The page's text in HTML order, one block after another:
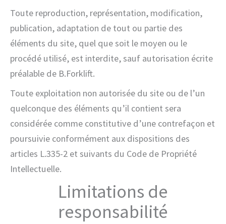
Toute reproduction, représentation, modification,
publication, adaptation de tout ou partie des
éléments du site, quel que soit le moyen ou le
procédé utilisé, est interdite, sauf autorisation écrite
préalable de B.Forklift.
Toute exploitation non autorisée du site ou de l’un
quelconque des éléments qu’il contient sera
considérée comme constitutive d’une contrefaçon et
poursuivie conformément aux dispositions des
articles L.335-2 et suivants du Code de Propriété
Intellectuelle.
Limitations de
responsabilité